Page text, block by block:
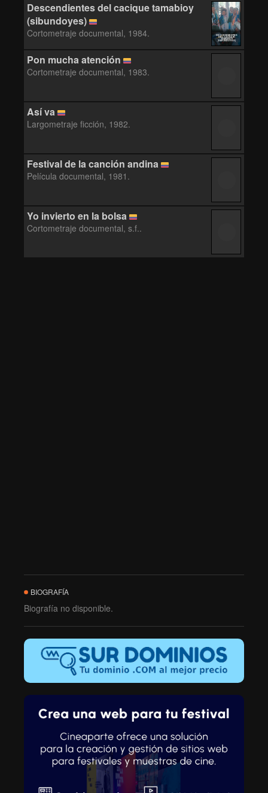
Descendientes del cacique tamabioy
(sibundoyes)
Cortometraje documental, 1984. DESCENDIENTES
DEL CACIQUE
TAMABIOY
(SIBUNDOYES)
Pon mucha atención
Cortometraje documental, 1983.
Así va
Largometraje ficción, 1982.
Festival de la canción andina
Película documental, 1981.
Yo invierto en la bolsa
Cortometraje documental, s.f..
BIOGRAFÍA
Biografía no disponible.